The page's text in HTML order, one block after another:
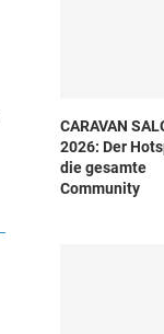
CARAVAN
2026: Der
die gesamte
Community